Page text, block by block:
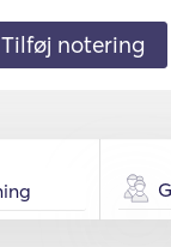
Tilføj notering